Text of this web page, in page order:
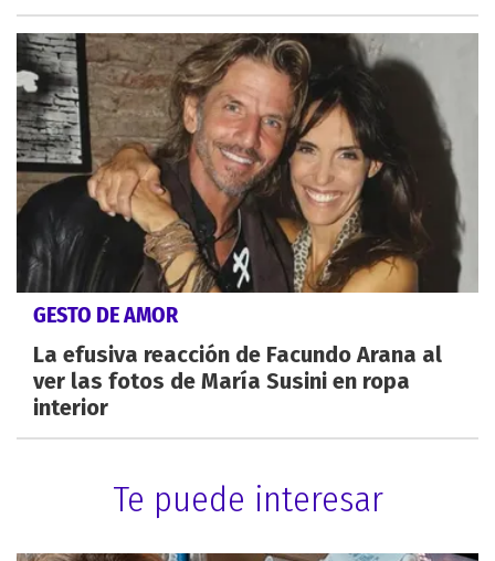
GESTO DE AMOR
La efusiva reacción de Facundo Arana al
ver las fotos de María Susini en ropa
interior
Te puede interesar